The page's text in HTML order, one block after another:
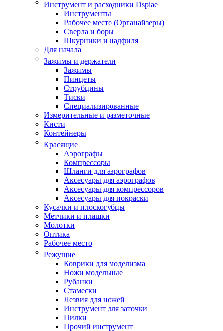
Инструмент и расходники Dspiae
Инструменты
Рабочее место (Органайзеры)
Сверла и боры
Шкурники и надфиля
Для начала
Зажимы и держатели
Зажимы
Пинцеты
Струбцины
Тиски
Специализированные
Измерительные и разметочные
Кисти
Контейнеры
Красящие
Аэрографы
Компрессоры
Шланги для аэрографов
Аксесуары для аэрографов
Аксесуары для компрессоров
Аксесуары для покраски
Кусачки и плоскогубцы
Метчики и плашки
Молотки
Оптика
Рабочее место
Режущие
Коврики для моделизма
Ножи модельные
Рубанки
Стамески
Лезвия для ножей
Инструмент для заточки
Пилки
Прочий инструмент